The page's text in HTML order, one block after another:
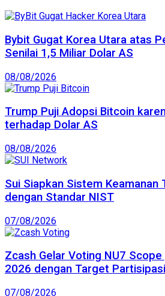
Bybit Gugat Korea Utara atas
Senilai 1,5 Miliar Dolar AS
08/08/2026
Trump Puji Adopsi Bitcoin
terhadap Dolar AS
08/08/2026
Sui Siapkan Sistem Keamanan
dengan Standar NIST
07/08/2026
Zcash Gelar Voting NU7
2026 dengan Target
07/08/2026